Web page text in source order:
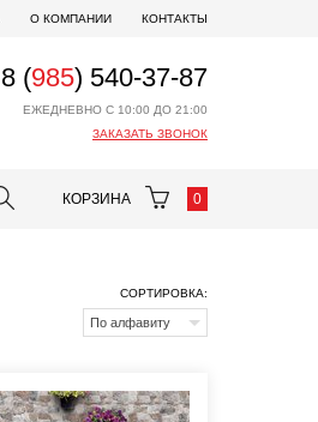
О КОМПАНИИ КОНТАКТЫ
8 (985) 540-37-87
ЕЖЕДНЕВНО С 10:00 ДО 21:00
ЗАКАЗАТЬ ЗВОНОК
КОРЗИНА 0
СОРТИРОВКА:
По алфавиту